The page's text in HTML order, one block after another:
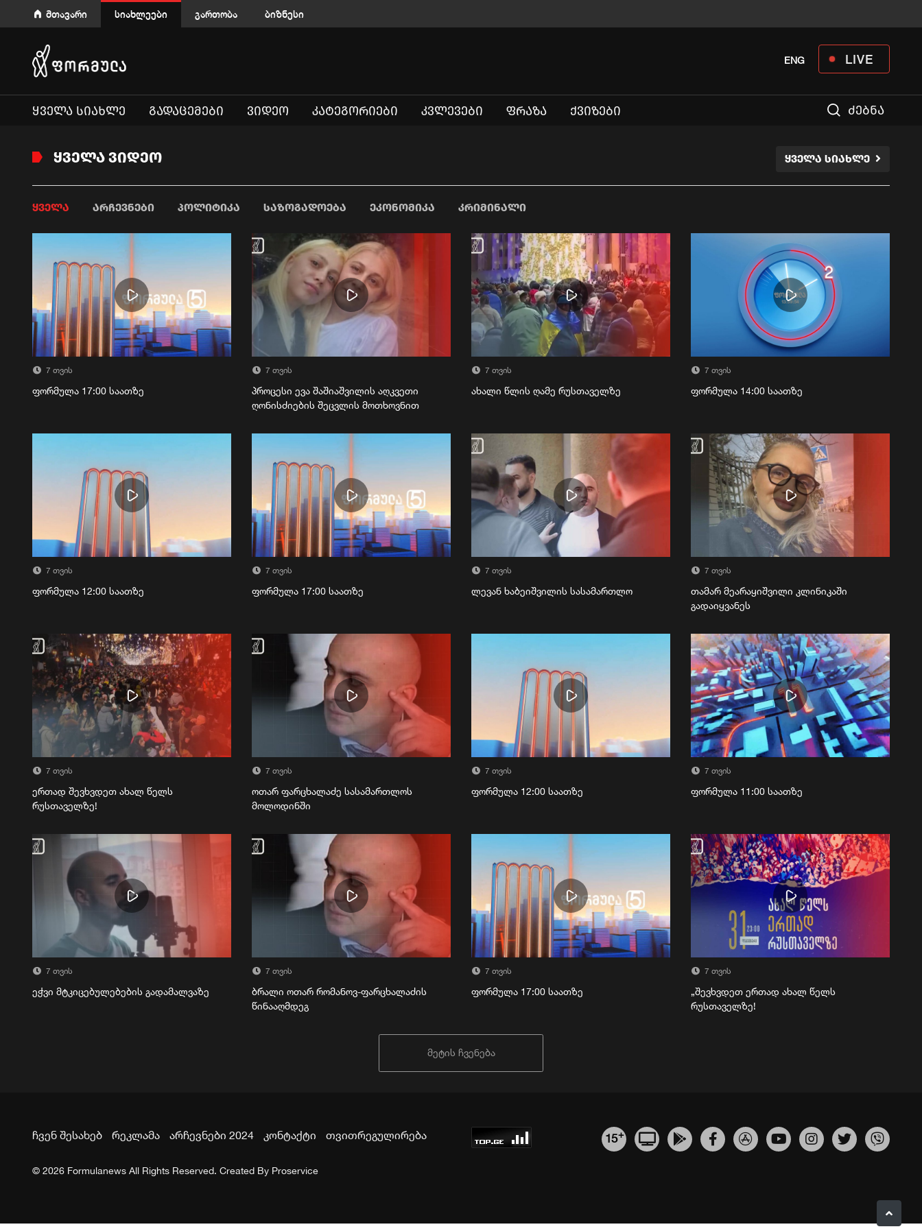
მთავარი სიახლეები გართობა ბიზნესი
LIVE
ENG
ᲧᲕᲔᲚᲐ ᲡᲘᲐᲮᲚᲔ ᲒᲐᲓᲐᲪᲔᲛᲔᲑᲘ ᲕᲘᲓᲔᲝ ᲙᲐᲢᲔᲒᲝᲠᲘᲔᲑᲘ ᲙᲕᲚᲔᲕᲔᲑᲘ ᲤᲠᲐᲖᲐ ᲥᲕᲘᲖᲔᲑᲘ ძებნა
ᲧᲕᲔᲚᲐ ᲕᲘᲓᲔᲝ ᲧᲕᲔᲚᲐ ᲡᲘᲐᲮᲚᲔ
ᲧᲕᲔᲚᲐ ᲐᲠᲩᲔᲕᲜᲔᲑᲘ ᲞᲝᲚᲘᲢᲘᲙᲐ ᲡᲐᲖᲝᲒᲐᲓᲝᲔᲑᲐ ᲔᲙᲝᲜᲝᲛᲘᲙᲐ ᲙᲠᲘᲛᲘᲜᲐᲚᲘ
7 თვის
ფორმულა 17:00 საათზე
7 თვის
პროცესი ევა შაშიაშვილის აღკვეთი
ღონისძიების შეცვლის მოთხოვნით
7 თვის
ახალი წლის ღამე რუსთაველზე
7 თვის
ფორმულა 14:00 საათზე
7 თვის
ფორმულა 12:00 საათზე
7 თვის
ფორმულა 17:00 საათზე
7 თვის
ლევან ხაბეიშვილის სასამართლო
7 თვის
თამარ მეარაყიშვილი კლინიკაში
გადაიყვანეს
7 თვის
ერთად შევხვდეთ ახალ წელს
რუსთაველზე!
7 თვის
ოთარ ფარცხალაძე სასამართლოს
მოლოდინში
7 თვის
ფორმულა 12:00 საათზე
7 თვის
ფორმულა 11:00 საათზე
7 თვის
ეჭვი მტკიცებულებების გადამალვაზე
7 თვის
ბრალი ოთარ რომანოვ-ფარცხალაძის
წინააღმდეგ
7 თვის
ფორმულა 17:00 საათზე
7 თვის
„შევხვდეთ ერთად ახალ წელს
რუსთაველზე!
მეტის ჩვენება
ჩვენ შესახებ რეკლამა არჩევნები 2024 კონტაქტი თვითრეგულირება 15+
© 2026 Formulanews All Rights Reserved. Created By Proservice